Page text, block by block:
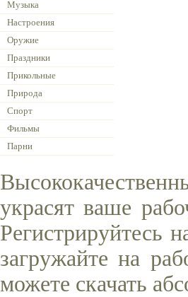
Музыка
Настроения
Оружие
Праздники
Прикольные
Природа
Спорт
Фильмы
Парни
украсят ваше
Регистрируйтесь
загружайте на
можете скачать